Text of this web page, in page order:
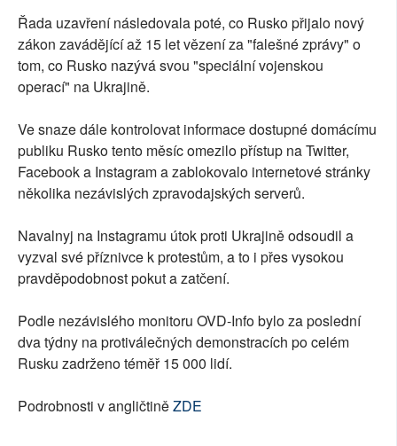
Řada uzavření následovala poté, co Rusko přijalo nový
zákon zavádějící až 15 let vězení za "falešné zprávy" o
tom, co Rusko nazývá svou "speciální vojenskou
operací" na Ukrajině.
Ve snaze dále kontrolovat informace dostupné domácímu
publiku Rusko tento měsíc omezilo přístup na Twitter,
Facebook a Instagram a zablokovalo internetové stránky
několika nezávislých zpravodajských serverů.
Navalnyj na Instagramu útok proti Ukrajině odsoudil a
vyzval své příznivce k protestům, a to i přes vysokou
pravděpodobnost pokut a zatčení.
Podle nezávislého monitoru OVD-Info bylo za poslední
dva týdny na protiválečných demonstracích po celém
Rusku zadrženo téměř 15 000 lidí.
Podrobnosti v angličtiněZDE